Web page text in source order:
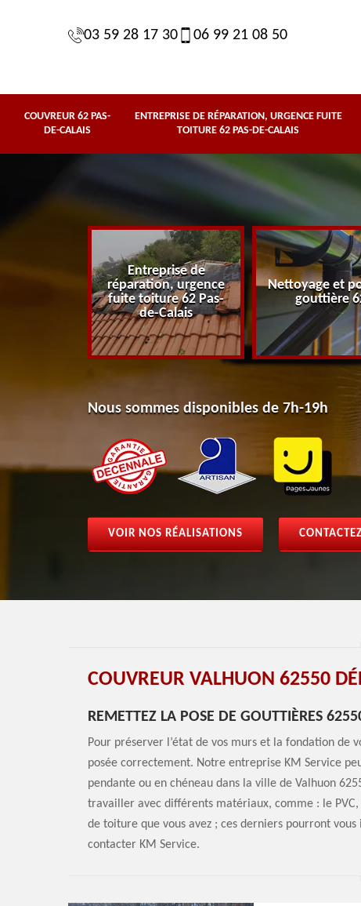
03 59 28 17 30 06 99 21 08 50
COUVREUR 62 PAS-
DE-CALAIS
ENTREPRISE DE RÉPARATION, URGENCE FUITE
TOITURE 62 PAS-DE-CALAIS
Entreprise de
réparation, urgence
fuite toiture 62 Pas-
de-Calais
Nettoyage et
gouttière
Nous sommes disponibles de 7h-19h
VOIR NOS RÉALISATIONS
COUVREUR VALHUON 62550
REMETTEZ LA POSE DE GOUTTIÈRES
Pour préserver l’état de vos murs et la fondation
posée correctement. Notre entreprise KM Service
pendante ou en chéneau dans la ville de Valhuon
travailler avec différents matériaux, comme : le
de toiture que vous avez ; ces derniers pourront
contacter KM Service.